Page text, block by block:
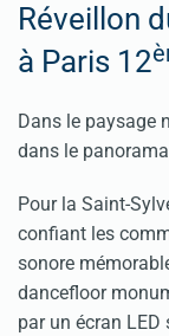
Réveillon
à Paris 12
Dans le paysage
dans le
Pour la Saint-
confiant les
sonore
dancefloor
par un écran